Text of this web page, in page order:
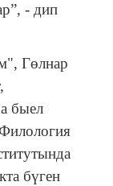
- дип
Гөлнар
быел
бүген